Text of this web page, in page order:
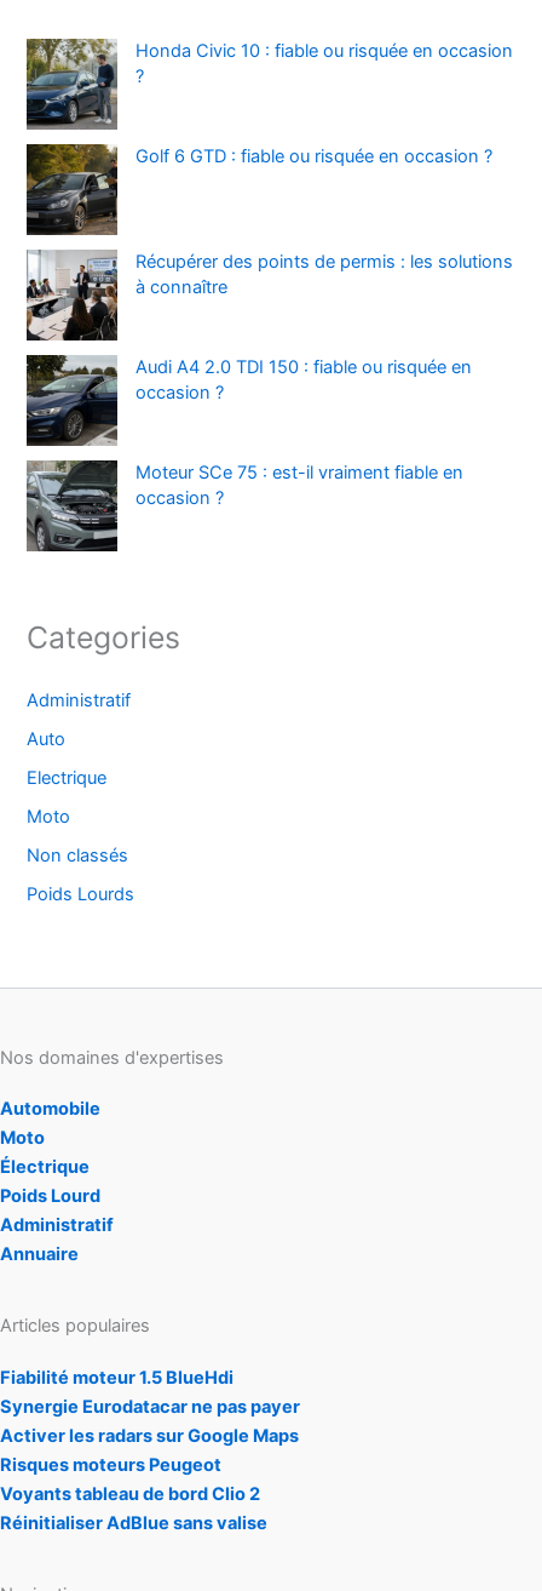
Honda Civic 10 : fiable ou risquée en occasion
?
Golf 6 GTD : fiable ou risquée en occasion ?
Récupérer des points de permis : les solutions
à connaître
Audi A4 2.0 TDI 150 : fiable ou risquée en
occasion ?
Moteur SCe 75 : est-il vraiment fiable en
occasion ?
Categories
Administratif
Auto
Electrique
Moto
Non classés
Poids Lourds
Nos domaines d'expertises
Automobile
Moto
Électrique
Poids Lourd
Administratif
Annuaire
Articles populaires
Fiabilité moteur 1.5 BlueHdi
Synergie Eurodatacar ne pas payer
Activer les radars sur Google Maps
Risques moteurs Peugeot
Voyants tableau de bord Clio 2
Réinitialiser AdBlue sans valise